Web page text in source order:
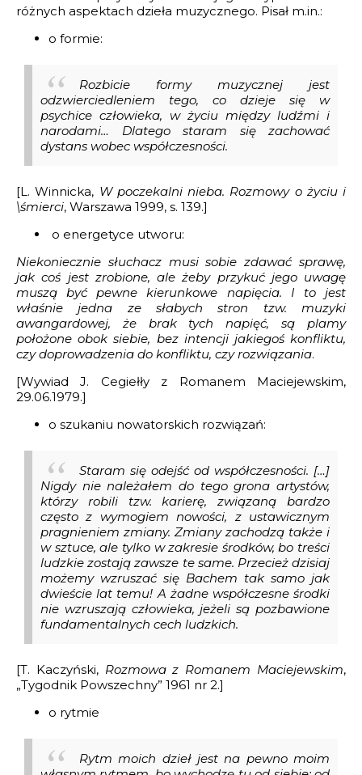
różnych aspektach dzieła muzycznego. Pisał m.in.:
o formie:
Rozbicie formy muzycznej jest
odzwierciedleniem tego, co dzieje się w
psychice człowieka, w życiu między ludźmi i
narodami… Dlatego staram się zachować
dystans wobec współczesności.
[L. Winnicka, W poczekalni nieba. Rozmowy o życiu i
\śmierci, Warszawa 1999, s. 139.]
o energetyce utworu:
Niekoniecznie słuchacz musi sobie zdawać sprawę,
jak coś jest zrobione, ale żeby przykuć jego uwagę
muszą być pewne kierunkowe napięcia. I to jest
właśnie jedna ze słabych stron tzw. muzyki
awangardowej, że brak tych napięć, są plamy
położone obok siebie, bez intencji jakiegoś konfliktu,
czy doprowadzenia do konfliktu, czy rozwiązania.
[Wywiad J. Cegiełły z Romanem Maciejewskim,
29.06.1979.]
o szukaniu nowatorskich rozwiązań:
Staram się odejść od współczesności. […]
Nigdy nie należałem do tego grona artystów,
którzy robili tzw. karierę, związaną bardzo
często z wymogiem nowości, z ustawicznym
pragnieniem zmiany. Zmiany zachodzą także i
w sztuce, ale tylko w zakresie środków, bo treści
ludzkie zostają zawsze te same. Przecież dzisiaj
możemy wzruszać się Bachem tak samo jak
dwieście lat temu! A żadne współczesne środki
nie wzruszają człowieka, jeżeli są pozbawione
fundamentalnych cech ludzkich.
[T. Kaczyński, Rozmowa z Romanem Maciejewskim,
„Tygodnik Powszechny” 1961 nr 2.]
o rytmie
Rytm moich dzieł jest na pewno moim